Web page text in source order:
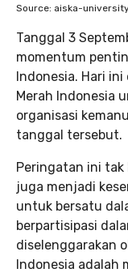
Source: aiska-
Tanggal 3
momentum
Indonesia. Hari
Merah Indonesia
organisasi
tanggal tersebut.
Peringatan ini
juga menjadi
untuk bersatu
berpartisipasi
diselenggarakan
Indonesia adalah